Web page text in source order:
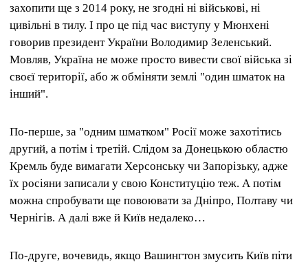
захопити ще з 2014 року, не згодні ні військові, ні
цивільні в тилу. І про це під час виступу у Мюнхені
говорив президент України Володимир Зеленський.
Мовляв, Україна не може просто вивести свої війська зі
своєї території, або ж обміняти землі "один шматок на
інший".
По-перше, за "одним шматком" Росії може захотітись
другий, а потім і третій. Слідом за Донецькою областю
Кремль буде вимагати Херсонську чи Запорізьку, адже
їх росіяни записали у свою Конституцію теж. А потім
можна спробувати ще повоювати за Дніпро, Полтаву чи
Чернігів. А далі вже й Київ недалеко…
По-друге, вочевидь, якщо Вашингтон змусить Київ піти